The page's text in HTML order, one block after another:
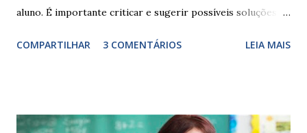
aluno. É importante criticar e sugerir possíveis soluções.
exercitação. E encontrar a melhor maneira de expressar o
sempre as intervenções feitas para ações apresentadas,
COMPARTILHAR 3 COMENTÁRIOS LEIA MAIS